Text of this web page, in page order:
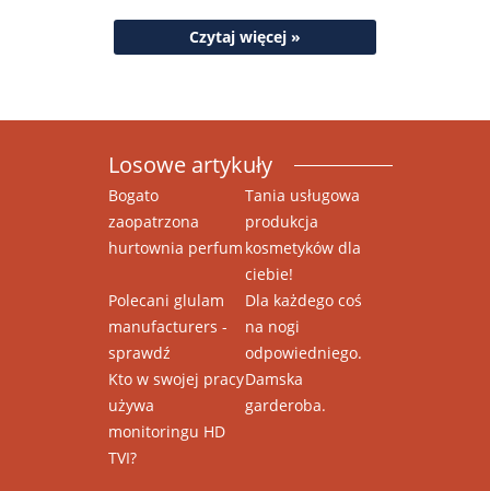
Czytaj więcej »
Losowe artykuły
Bogato
zaopatrzona
hurtownia perfum
Tania usługowa
produkcja
kosmetyków dla
ciebie!
Polecani glulam
manufacturers -
sprawdź
Dla każdego coś
na nogi
odpowiedniego.
Kto w swojej pracy
używa
monitoringu HD
TVI?
Damska
garderoba.